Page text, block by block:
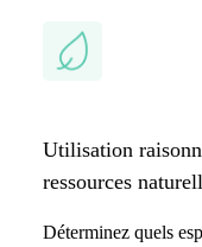
Utilisation
ressources
Déterminez quels